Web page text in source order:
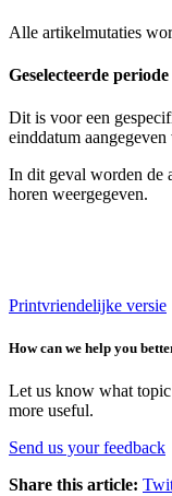
Alle artikelmutaties
Geselecteerde periode
Dit is voor een
einddatum
In dit geval worden de
horen weergegeven.
Printvriendelijke versie
How can we help you
Let us know what
more useful.
Send us your feedback
Share this article: